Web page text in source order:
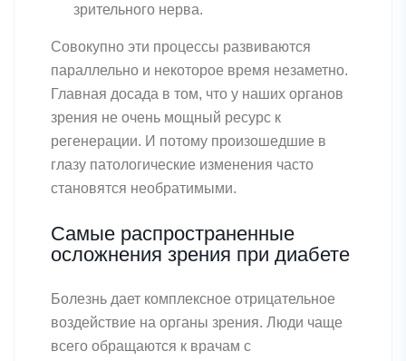
зрительного нерва.
Совокупно эти процессы развиваются
параллельно и некоторое время незаметно.
Главная досада в том, что у наших органов
зрения не очень мощный ресурс к
регенерации. И потому произошедшие в
глазу патологические изменения часто
становятся необратимыми.
Самые распространенные
осложнения зрения при диабете
Болезнь дает комплексное отрицательное
воздействие на органы зрения. Люди чаще
всего обращаются к врачам с